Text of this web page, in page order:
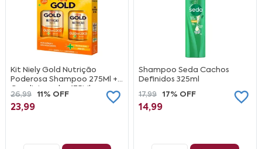
Kit Niely Gold Nutrição
Poderosa Shampoo 275Ml +
Condicionador 175Ml
26,99 11% OFF
23,99
Shampoo Seda Cachos
Definidos 325ml
17,99
17% OFF
14,99